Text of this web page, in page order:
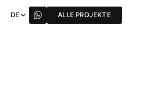
DE ALLE PROJEKTE